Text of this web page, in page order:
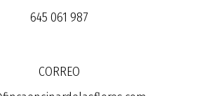
645 061 987
CORREO